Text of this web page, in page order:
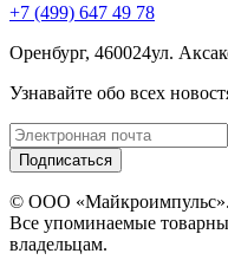
+7 (499) 647 49 78
Оренбург, 460024ул.
Узнавайте обо всех
Подписаться
© ООО
Все упоминаемые
владельцам.